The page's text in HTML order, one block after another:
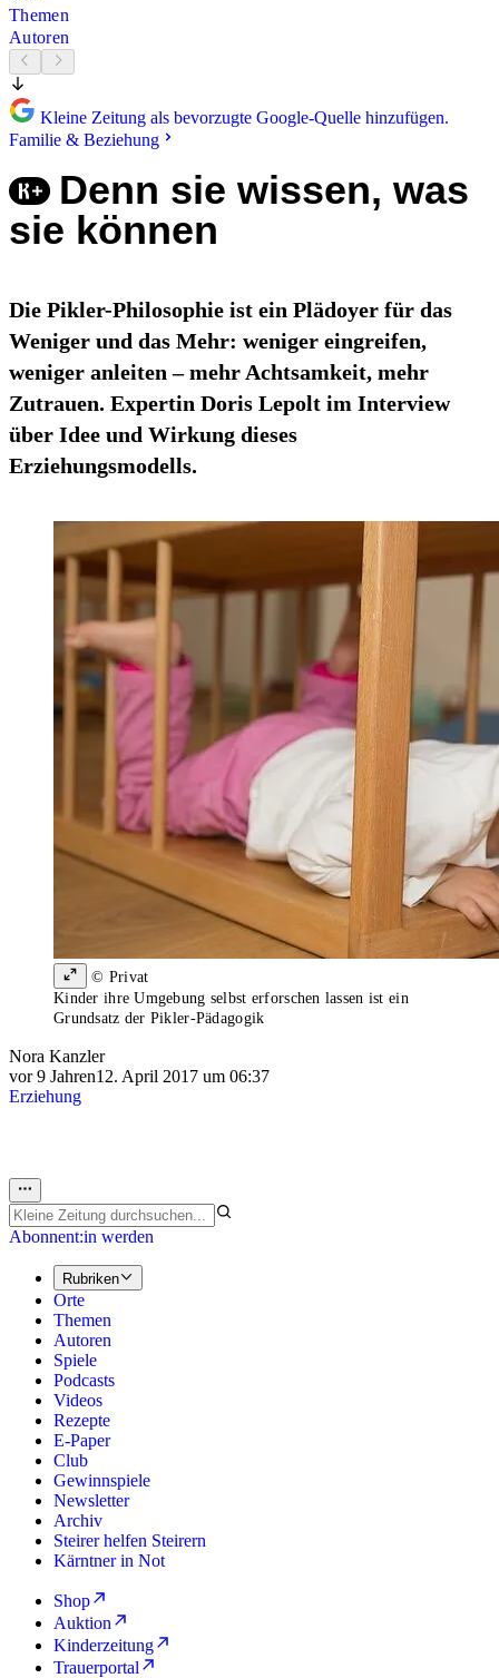
Themen
Autoren
Kleine Zeitung als bevorzugte Google-Quelle hinzufügen.
Familie & Beziehung
Denn sie wissen, was
sie können
Die Pikler-Philosophie ist ein Plädoyer für das
Weniger und das Mehr: weniger eingreifen,
weniger anleiten – mehr Achtsamkeit, mehr
Zutrauen. Expertin Doris Lepolt im Interview
über Idee und Wirkung dieses
Erziehungsmodells.
© Privat
Kinder ihre Umgebung selbst erforschen lassen ist ein
Grundsatz der Pikler-Pädagogik
Nora Kanzler
vor 9 Jahren12. April 2017 um 06:37
Erziehung
Abonnent:in werden
Rubriken
Orte
Themen
Autoren
Spiele
Podcasts
Videos
Rezepte
E-Paper
Club
Gewinnspiele
Newsletter
Archiv
Steirer helfen Steirern
Kärntner in Not
Shop
Auktion
Kinderzeitung
Trauerportal